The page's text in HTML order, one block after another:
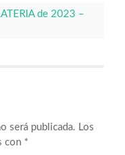
de 2023 –
será publicada. Los
con *